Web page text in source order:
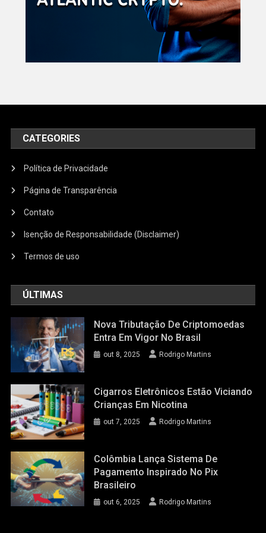
CATEGORIES
Política de Privacidade
Página de Transparência
Contato
Isenção de Responsabilidade (Disclaimer)
Termos de uso
ÚLTIMAS
Nova Tributação De Criptomoedas
Entra Em Vigor No Brasil
out 8, 2025 Rodrigo Martins
Cigarros Eletrônicos Estão Viciando
Crianças Em Nicotina
out 7, 2025 Rodrigo Martins
Colômbia Lança Sistema De
Pagamento Inspirado No Pix
Brasileiro
out 6, 2025 Rodrigo Martins